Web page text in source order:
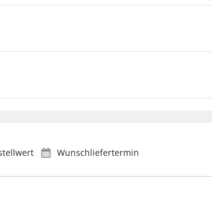
Wunschliefertermin